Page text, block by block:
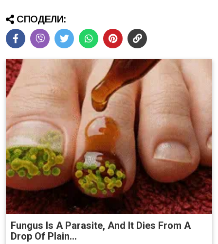
СПОДЕЛИ:
Fungus Is A Parasite, And It Dies From A
Drop Of Plain...